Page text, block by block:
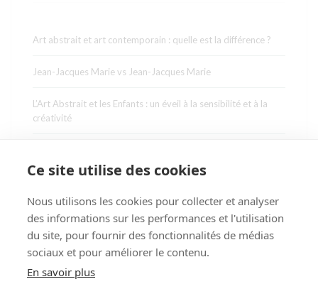
Ce site utilise des cookies
Nous utilisons les cookies pour collecter et analyser
des informations sur les performances et l'utilisation
du site, pour fournir des fonctionnalités de médias
sociaux et pour améliorer le contenu.
En savoir plus
Art abstrait et art contemporain : quelle est la différence ?
Jean-Jacques Marie vs Jean-Jacques Marie
L’Art Abstrait et les Enfants : un éveil à la sensibilité et à la
créativité
contemporaine
L’art abstrait en 12 artistes : de la révolution à la réinvention
L'art du dessin abstrait au pastel à travers une œuvre de JJ
Marie